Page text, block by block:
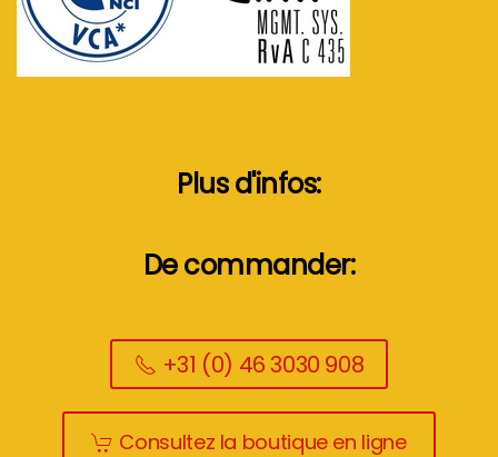
Plus d'infos:
De commander:
+31 (0) 46 3030 908
Consultez la boutique en ligne